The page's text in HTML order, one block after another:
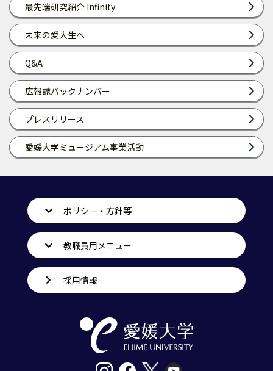
最先端研究紹介 Infinity
未来の愛大生へ
Q&A
広報誌バックナンバー
プレスリリース
愛媛大学ミュージアム事業活動
ポリシー・方針等
教職員用メニュー
採用情報